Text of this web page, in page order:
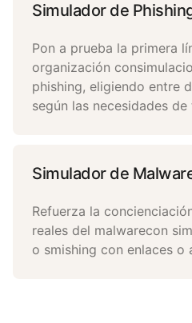
Simulador de
Pon a prueba la primera
organización
phishing, eligiendo entre
según las necesidades
Simulador de
Refuerza la
reales del malwarecon
o smishing con enlaces o